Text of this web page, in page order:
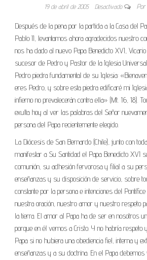
19 de abril de 2005 Desactivado Por
Después de la pena por la partida a la Casa del
Pablo II, levantamos ahora agradecidos nuestro
nos ha dado al nuevo Papa Benedicto XVI,
sucesor de Pedro y Pastor de la Iglesia
Pedro piedra fundamental de su Iglesia:
eres Pedro, y sobre esta piedra edificaré mi
infierno no prevalecerán contra ella» (Mt. 16, 18).
exulta hoy al ver las palabras del Señor
persona del Papa recientemente elegido.
La Diócesis de San Bernardo (Chile), junto con
manifestar a Su Santidad el Papa Benedicto XVI
comunión, su adhesión fervorosa y filial a su
enseñanzas y su disposición de servicio, sobre
constante por la persona e intenciones del
nuestra oración, nuestro amor y nuestro respeto
la tierra. El amor al Papa ha de ser en nosotros
porque en él vemos a Cristo. Y no habría
Papa si no hubiera una obediencia fiel, interna y
enseñanzas y a su doctrina. En el Papa debemos